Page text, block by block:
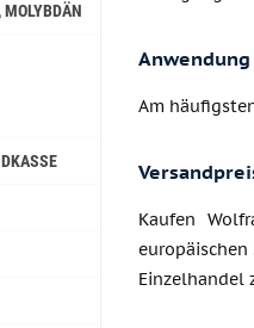
MOLYBDÄN
Anwendung
Am
Kaufen
Einzelhandel